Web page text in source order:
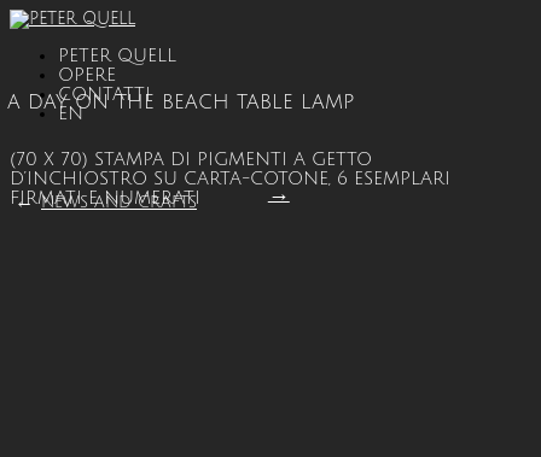
PETER QUELL
OPERE
CONTATTI
EN
A DAY ON THE BEACH TABLE LAMP
(70 X 70) STAMPA DI PIGMENTI A GETTO
D’INCHIOSTRO SU CARTA-COTONE, 6 ESEMPLARI
FIRMATI E NUMERATI
←NEWS AND CRAFTS →